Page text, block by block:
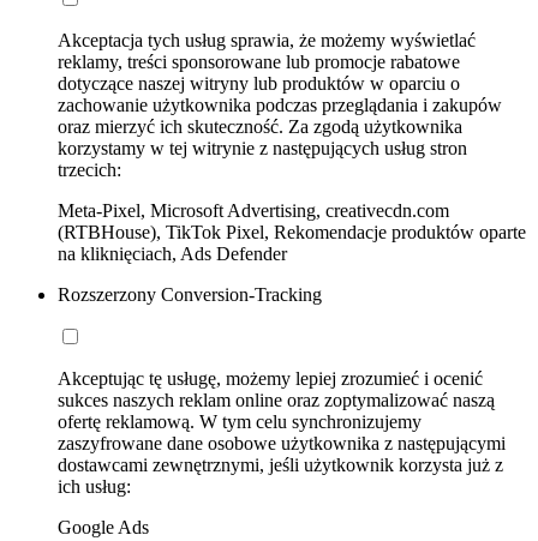
Akceptacja tych usług sprawia, że możemy wyświetlać
reklamy, treści sponsorowane lub promocje rabatowe
dotyczące naszej witryny lub produktów w oparciu o
zachowanie użytkownika podczas przeglądania i zakupów
oraz mierzyć ich skuteczność. Za zgodą użytkownika
korzystamy w tej witrynie z następujących usług stron
trzecich:
Meta-Pixel, Microsoft Advertising, creativecdn.com
(RTBHouse), TikTok Pixel, Rekomendacje produktów oparte
na kliknięciach, Ads Defender
Rozszerzony Conversion-Tracking
Akceptując tę usługę, możemy lepiej zrozumieć i ocenić
sukces naszych reklam online oraz zoptymalizować naszą
ofertę reklamową. W tym celu synchronizujemy
zaszyfrowane dane osobowe użytkownika z następującymi
dostawcami zewnętrznymi, jeśli użytkownik korzysta już z
ich usług:
Google Ads